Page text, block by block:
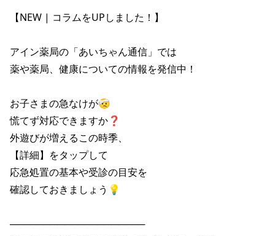
【NEW | コラムをUPしました！】
アイン薬局の「あいちゃん通信」では
薬や薬局、健康についての情報を発信中！
お子さまの急なけが🤕
慌てず対応できますか❓
外遊びが増えるこの時季、
【詳細】をタップして
応急処置の基本や受診の目安を
確認しておきましょう💡
────────────────────